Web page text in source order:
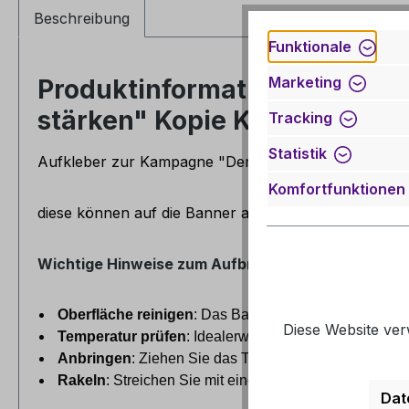
Beschreibung
Produktinformationen
stärken" Kopie Kopie"
Aufkleber zur Kampagne "Demokratie stärken"
diese können auf die Banner aufgebracht werden
Wichtige Hinweise zum Aufbringen des Aufklebers:
Oberfläche reinigen: Das Banner muss absolut
Temperatur prüfen: Idealerweise erfolgt die
Anbringen: Ziehen Sie das Trägerpapier vom
Rakeln: Streichen Sie mit einer
Funktionale
Marketing
Tracking
Statistik
Komfortfunktionen
Diese Website